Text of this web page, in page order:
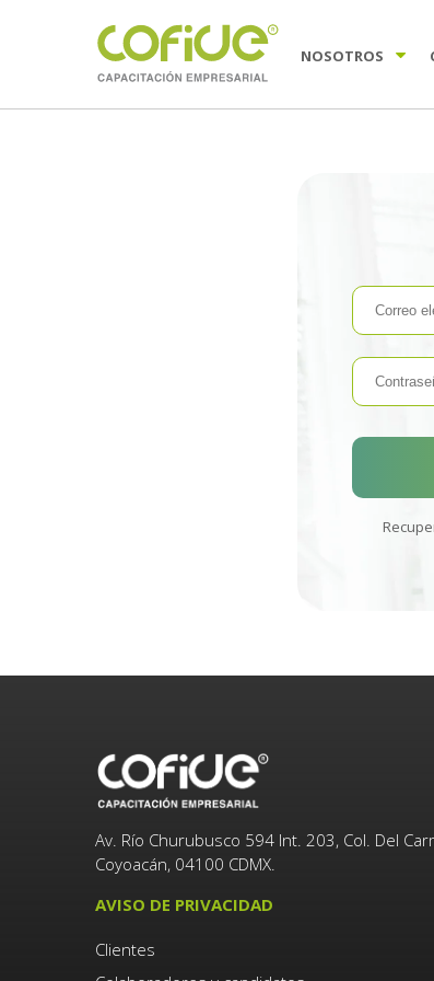
NOSOTROS
Av. Río Churubusco 594 Int. 203, Col. Del
Coyoacán, 04100 CDMX.
AVISO DE PRIVACIDAD
Clientes